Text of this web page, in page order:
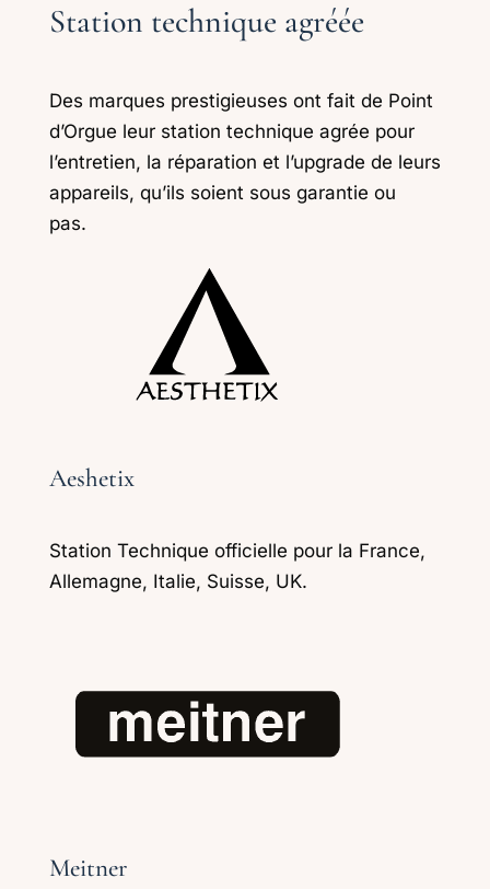
Station technique agréée
Des marques prestigieuses ont fait de Point
d’Orgue leur station technique agrée pour
l’entretien, la réparation et l’upgrade de leurs
appareils, qu’ils soient sous garantie ou
pas.
Aeshetix
Station Technique officielle pour la France,
Allemagne, Italie, Suisse, UK.
Meitner